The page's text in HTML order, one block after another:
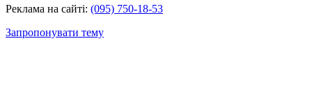
Реклама на сайті: (095) 750-18-53
Запропонувати тему